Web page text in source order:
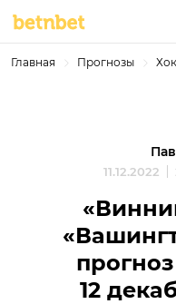
Главная Прогнозы
11.12.2022
12